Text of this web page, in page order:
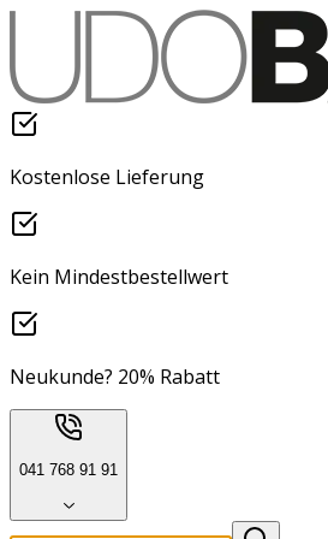
Kostenlose Lieferung
Kein Mindestbestellwert
Neukunde? 20% Rabatt
041 768 91 91